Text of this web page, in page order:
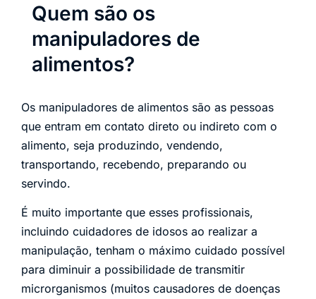
Quem são os
manipuladores de
alimentos?
Os manipuladores de alimentos são as pessoas
que entram em contato direto ou indireto com o
alimento, seja produzindo, vendendo,
transportando, recebendo, preparando ou
servindo.
É muito importante que esses profissionais,
incluindo cuidadores de idosos ao realizar a
manipulação, tenham o máximo cuidado possível
para diminuir a possibilidade de transmitir
microrganismos (muitos causadores de doenças